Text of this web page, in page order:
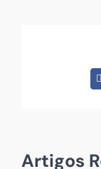
Artigos